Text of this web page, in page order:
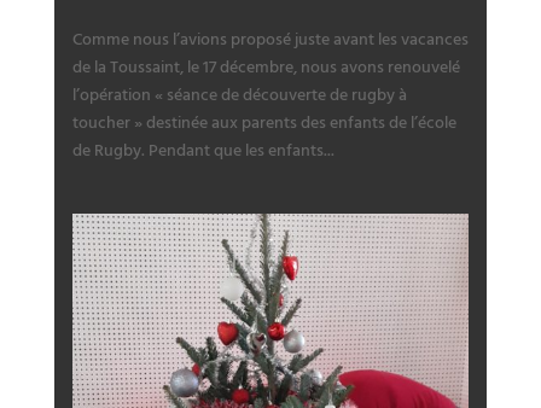
Comme nous l’avions proposé juste avant les vacances
de la Toussaint, le 17 décembre, nous avons renouvelé
l’opération « séance de découverte de rugby à
toucher » destinée aux parents des enfants de l’école
de Rugby. Pendant que les enfants...